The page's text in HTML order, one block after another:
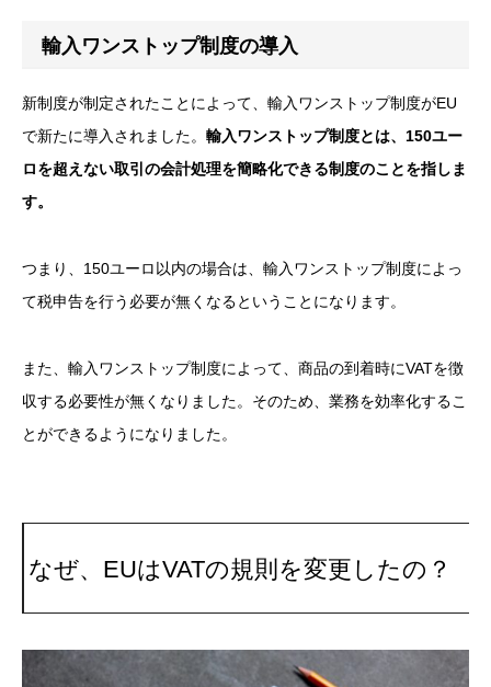
輸入ワンストップ制度の導入
新制度が制定されたことによって、輸入ワンストップ制度がEU
で新たに導入されました。 輸入ワンストップ制度とは、150ユー
ロを超えない取引の会計処理を簡略化できる制度のことを指しま
す。
つまり、150ユーロ以内の場合は、輸入ワンストップ制度によっ
て税申告を行う必要が無くなるということになります。
また、輸入ワンストップ制度によって、商品の到着時にVATを徴
収する必要性が無くなりました。そのため、業務を効率化するこ
とができるようになりました。
なぜ、EUはVATの規則を変更したの？